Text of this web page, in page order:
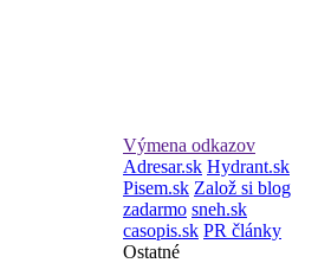
Výmena odkazov
Adresar.sk Hydrant.sk
Pisem.sk Založ si blog
zadarmo sneh.sk
casopis.sk PR články
Ostatné